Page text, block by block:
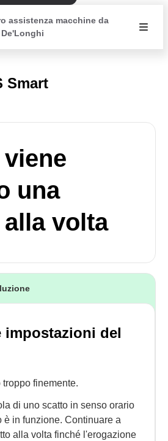
assistenza macchine da
Smart
una
volta
impostazioni del
troppo finemente.
di uno scatto in senso orario
è in funzione. Continuare a
alla volta finché l'erogazione